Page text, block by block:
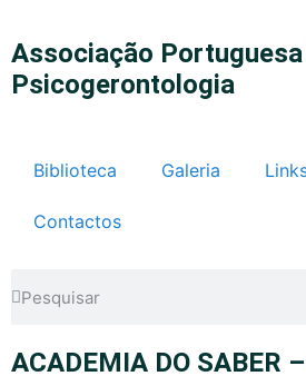
Associação
Psicogerontologia
Biblioteca Galeria
Contactos
ACADEMIA DO SABER